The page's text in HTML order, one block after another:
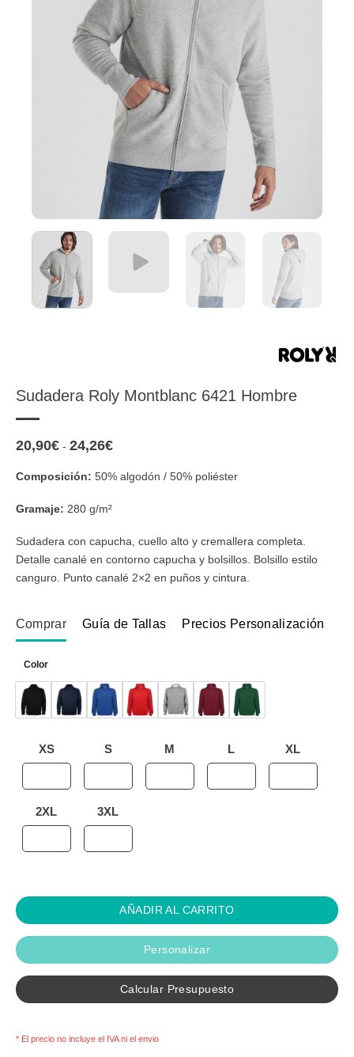
Sudadera Roly Montblanc 6421 Hombre
20,90€ - 24,26€Rango
desde
24,26€
Composición: 50% algodón / 50% poliéster
Gramaje: 280 g/m²
Sudadera con capucha, cuello alto y cremallera completa.
Detalle canalé en contorno capucha y bolsillos. Bolsillo estilo
canguro. Punto canalé 2×2 en puños y cintura.
Comprar Guía de Tallas Precios Personalización
Color
XS S M L XL
2XL 3XL
AÑADIR AL CARRITO
Personalizar
Calcular Presupuesto
* El precio no incluye el IVA ni el envio